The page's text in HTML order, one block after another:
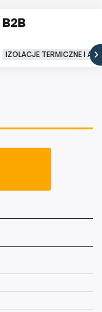
B2B
IZOLACJE TERMICZNE I